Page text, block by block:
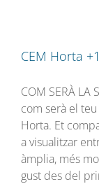
CEM Horta
COM SERÀ LA
com serà el
Horta. Et
a visualitzar
àmplia, més
gust des del